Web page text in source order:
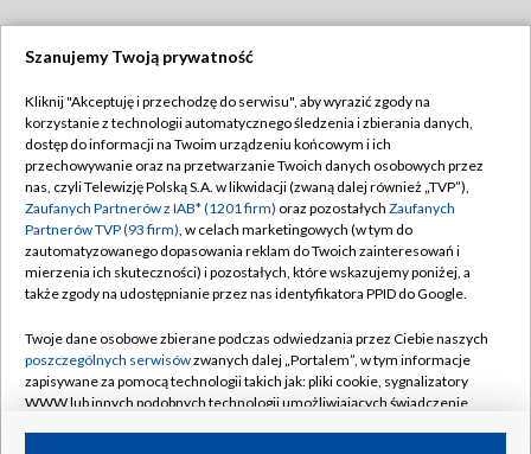
TVP
Abonament TVP
Emisja w TVP
Centrum informacji TVP
Naziemna Telewizja Cyfrowa
Rada Programowa
System NOS
Informacje o nadawcy
Regulamin TVP
Polityka prywatności
Moje zgody
Pomoc
Kontakt
Kanały
Szanujemy Twoją prywatność
Kliknij "Akceptuję i przechodzę do serwisu", aby wyrazić zgody na
korzystanie z technologii automatycznego śledzenia i zbierania danych,
dostęp do informacji na Twoim urządzeniu końcowym i ich
przechowywanie oraz na przetwarzanie Twoich danych osobowych przez
nas, czyli Telewizję Polską S.A. w likwidacji (zwaną dalej również „TVP”),
Zaufanych Partnerów z IAB* (1201 firm) oraz pozostałych Zaufanych
Partnerów TVP (93 firm), w celach marketingowych (w tym do
zautomatyzowanego dopasowania reklam do Twoich zainteresowań i
mierzenia ich skuteczności) i pozostałych, które wskazujemy poniżej, a
także zgody na udostępnianie przez nas identyfikatora PPID do Google.
Twoje dane osobowe zbierane podczas odwiedzania przez Ciebie naszych
poszczególnych serwisówzwanych dalej „Portalem”, w tym informacje
zapisywane za pomocą technologii takich jak: pliki cookie, sygnalizatory
WWW lub innych podobnych technologii umożliwiających świadczenie